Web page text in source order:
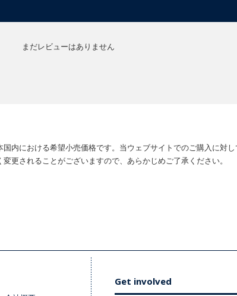
まだレビューはありません
内における希望小売価格です。当ウェブサイトでのご購入に対
更されることがございますので、あらかじめご了承ください。
Get involved